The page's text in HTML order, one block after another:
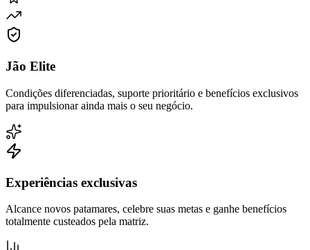
Jão Elite
Condições diferenciadas, suporte prioritário e benefícios exclusivos
para impulsionar ainda mais o seu negócio.
Experiências exclusivas
Alcance novos patamares, celebre suas metas e ganhe benefícios
totalmente custeados pela matriz.